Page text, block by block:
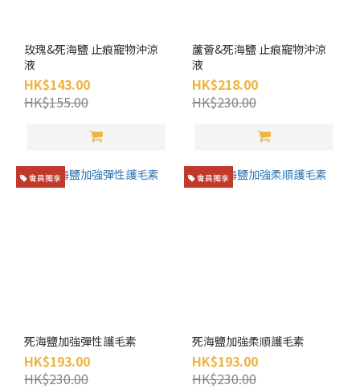
玫瑰&死海鹽 止痕寵物沖涼
液
HK$143.00
HK$155.00
蘆薈&死海鹽 止痕寵物沖涼
液
HK$218.00
HK$230.00
會員獨享
死海鹽加強彈性護毛素
HK$193.00
HK$230.00
會員獨享
死海鹽加強柔順護毛素
HK$193.00
HK$230.00